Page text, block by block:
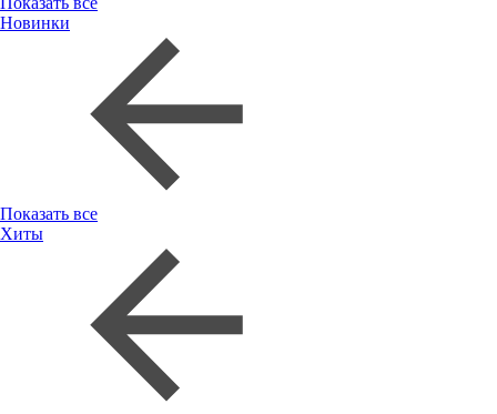
Новинки
Показать все
Хиты